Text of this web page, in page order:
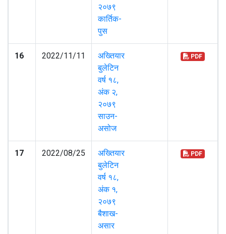
२०७९
कार्तिक-
पुस
16 2022/11/11
अख्तियार
बुलेटिन
वर्ष १८,
अंक २,
२०७९
साउन-
असोज
PDF
17 2022/08/25
अख्तियार
बुलेटिन
वर्ष १८,
अंक १,
२०७९
बैशाख-
असार
PDF